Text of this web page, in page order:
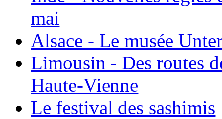
mai
Alsace - Le musée
Limousin - Des routes
Haute-Vienne
Le festival des sashimis